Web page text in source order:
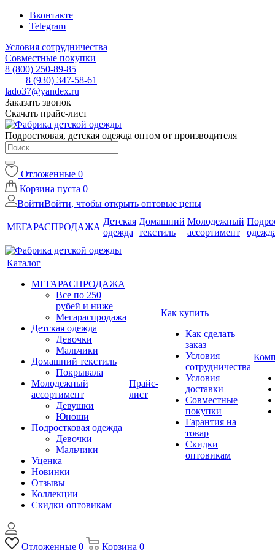
Вконтакте
Telegram
Условия сотрудничества
Совместные покупки
8 (800) 250-89-85
8 (930) 347-58-61
lado37@yandex.ru
Заказать звонок
Скачать прайс-лист
Подростковая, детская одежда оптом от производителя
Отложенные 0
Корзина пуста 0
ВойтиВойти, чтобы открыть оптовые цены
МЕГАРАСПРОДАЖА
Детская
одежда
Домашний
текстиль
Молодежный
ассортимент
Каталог
МЕГАРАСПРОДАЖА
Все по 250
рубей и ниже
Мегараспродажа
Детская одежда
Девочки
Мальчики
Домашний текстиль
Покрывала
Молодежный
ассортимент
Девушки
Юноши
Подростковая одежда
Девочки
Мальчики
Уценка
Новинки
Отзывы
Коллекции
Скидки оптовикам
Прайс-
лист
Как купить
Как сделать
заказ
Условия
сотрудничества
Условия
доставки
Совместные
покупки
Гарантия на
товар
Скидки
оптовикам
Отложенные 0 Корзина 0